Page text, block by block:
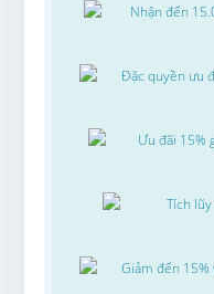
Nhận đến
Đặc quyền ưu
Ưu đãi 15%
Tích
Giảm đến